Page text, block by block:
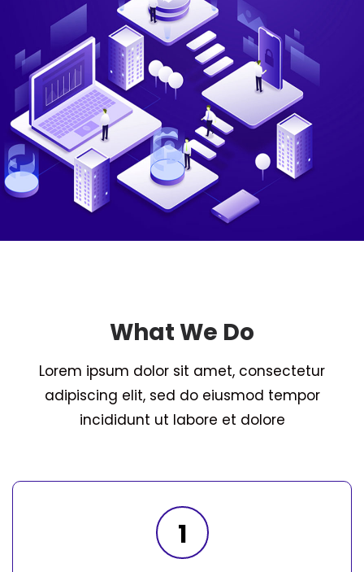
What We Do
Lorem ipsum dolor sit amet, consectetur
adipiscing elit, sed do eiusmod tempor
incididunt ut labore et dolore
1